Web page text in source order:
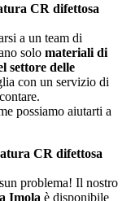
CR difettosa
a un team di
solo materiali di
settore delle
con un servizio di
possiamo aiutarti a
CR difettosa
problema! Il nostro
Imola è disponibile